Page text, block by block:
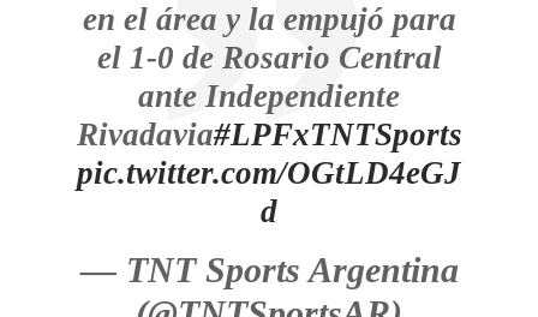
en el área y la empujó para
el 1-0 de Rosario Central
ante Independiente
Rivadavia#LPFxTNTSports
pic.twitter.com/OGtLD4eGJ
d
— TNT Sports Argentina